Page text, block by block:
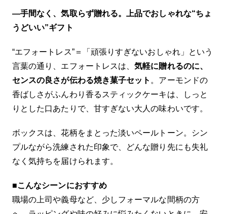
—手間なく、気取らず贈れる。上品でおしゃれな“ちょ
うどいい”ギフト
“エフォートレス”＝「頑張りすぎないおしゃれ」という
言葉の通り、エフォートレスは、気軽に贈れるのに、
センスの良さが伝わる焼き菓子セット 。アーモンドの
香ばしさがふんわり香るスティックケーキは、しっと
りとした口あたりで、甘すぎない大人の味わいです。
ボックスは、花柄をまとった淡いペールトーン。シン
プルながら洗練された印象で、どんな贈り先にも失礼
なく気持ちを届けられます。
■こんなシーンにおすすめ
職場の上司や義母など、少しフォーマルな間柄の方